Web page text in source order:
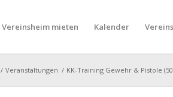
Vereinsheim mieten Kalender
/ Veranstaltungen / KK-Training Gewehr & Pistole